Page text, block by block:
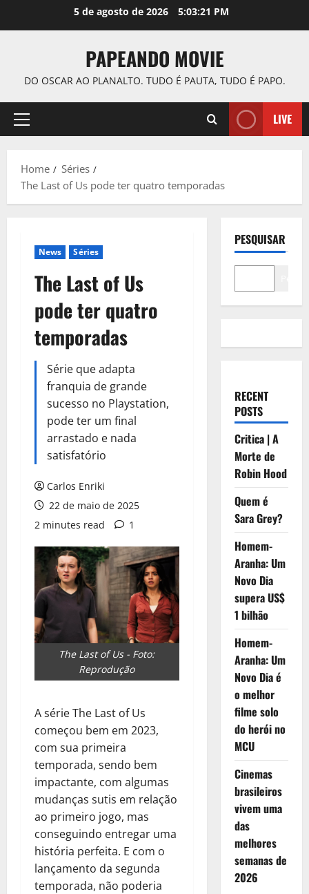
5 de agosto de 2026 5:03:22 PM
PAPEANDO MOVIE
DO OSCAR AO PLANALTO. TUDO É PAUTA, TUDO É PAPO.
Primary
LIVE
Home
Séries
The Last of Us pode ter quatro temporadas
News Séries
The Last of Us
pode ter quatro
temporadas
Série que adapta
franquia de grande
sucesso no Playstation,
pode ter um final
arrastado e nada
satisfatório
Carlos Enriki
22 de maio de 2025
2 minutes read
1
The Last of Us - Foto:
Reprodução
A série The Last of Us
começou bem em 2023,
com sua primeira
temporada, sendo bem
impactante, com algumas
mudanças sutis em relação
ao primeiro jogo, mas
conseguindo entregar uma
história perfeita. E com o
lançamento da segunda
temporada, não poderia
PESQUISAR
RECENT
POSTS
Critica | A
Morte de
Robin Hood
Quem é
Sara Grey?
Homem-
Aranha: Um
Novo Dia
supera US$
1 bilhão
Homem-
Aranha: Um
Novo Dia é
o melhor
filme solo
do herói no
MCU
Cinemas
brasileiros
vivem uma
das
melhores
semanas de
2026